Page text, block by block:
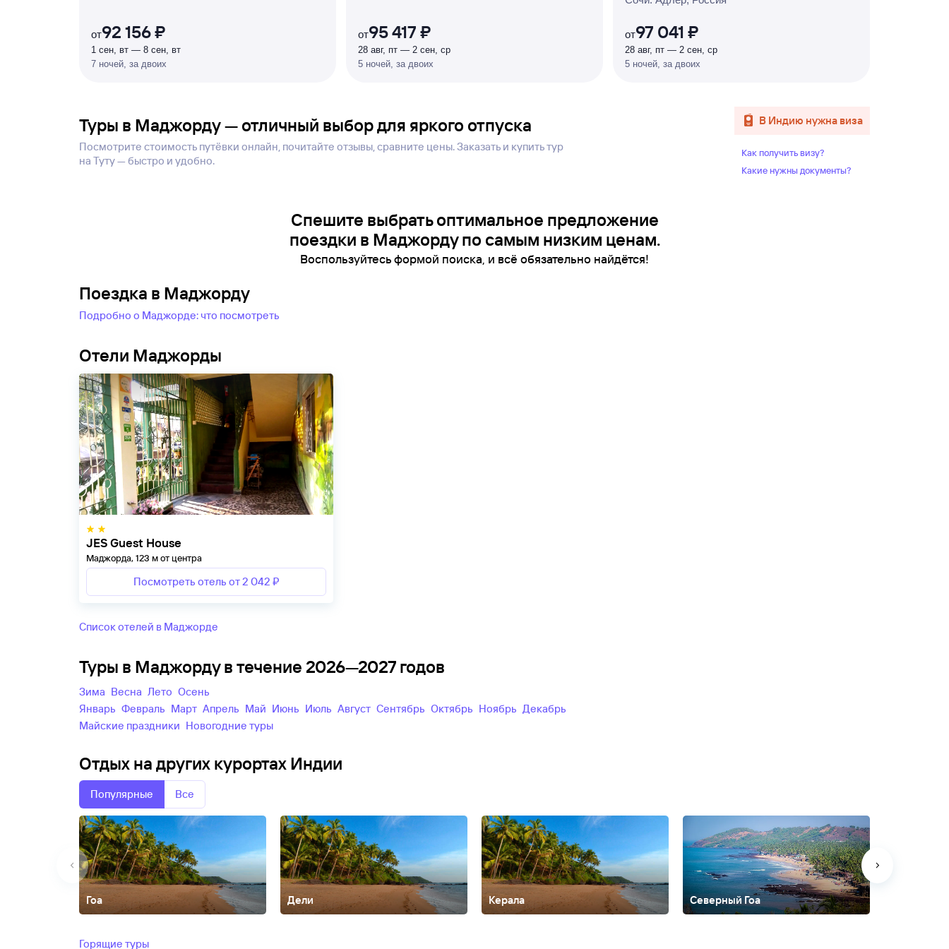
от92 156 ₽
1 сен, вт — 8 сен, вт
7 ночей, за двоих
от95 417 ₽
28 авг, пт — 2 сен, ср
5 ночей, за двоих
%
от97 041 ₽
28 авг, пт — 2 сен, ср
5 ночей, за двоих
Туры в Маджорду — отличный выбор для яркого отпуска
Посмотрите стоимость путёвки онлайн, почитайте отзывы, сравните цены. Заказать и купить тур
на Туту — быстро и удобно.
в Индию нужна виза
Как получить визу?
Какие нужны документы?
Спешите выбрать оптимальное предложение
поездки в Маджорду по самым низким ценам.
Воспользуйтесь формой поиска, и всё обязательно найдётся!
Поездка в Маджорду
Подробно о Маджорде: что посмотреть
Отели Маджорды
JES Guest House
Маджорда, 123 м от центра
Посмотреть отель от 2 042 ₽
Список отелей в Маджорде
Туры в Маджорду в течение 2026—2027 годов
зима весна лето
осень
Январь
Февраль Март Апрель Май Июнь Июль Август Сентябрь Октябрь Ноябрь
Декабрь
майские праздники
новогодние туры
Отдых на других курортах Индии
Популярные Все
Гоа Дели Керала Северный Гоа
Горящие туры